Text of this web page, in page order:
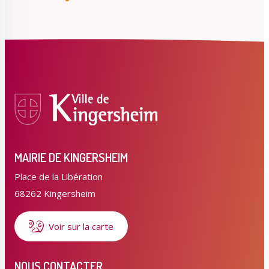
MAIRIE DE KINGERSHEIM
Place de la Libération
68262 Kingersheim
Voir sur la carte